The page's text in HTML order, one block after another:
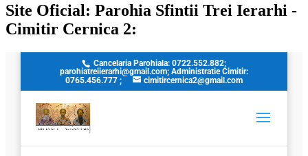
Site Oficial: Parohia Sfintii Trei Ierarhi -
Cimitir Cernica 2: